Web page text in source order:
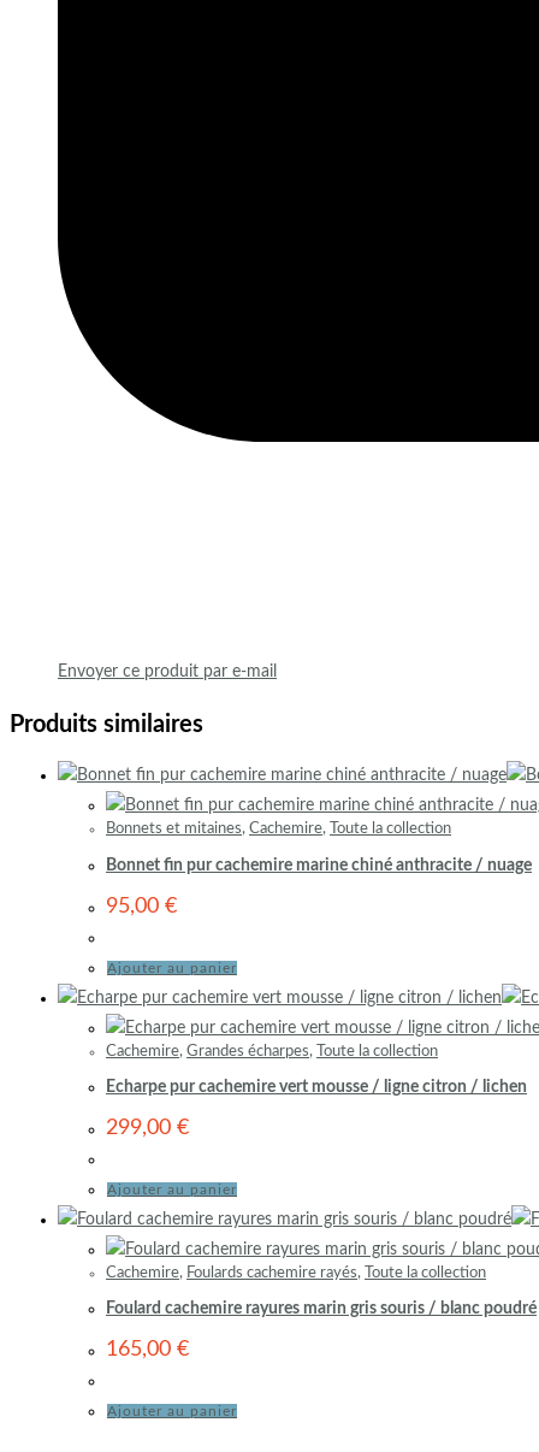
Envoyer ce produit par e-mail
Produits similaires
Bonnets et mitaines, Cachemire, Toute la collection
Bonnet fin pur cachemire marine chiné anthracite / nuage
95,00 €
Ajouter au panier
Cachemire, Grandes écharpes, Toute la collection
Echarpe pur cachemire vert mousse / ligne citron / lichen
299,00 €
Ajouter au panier
Cachemire, Foulards cachemire rayés, Toute la collection
Foulard cachemire rayures marin gris souris / blanc poudré
165,00 €
Ajouter au panier